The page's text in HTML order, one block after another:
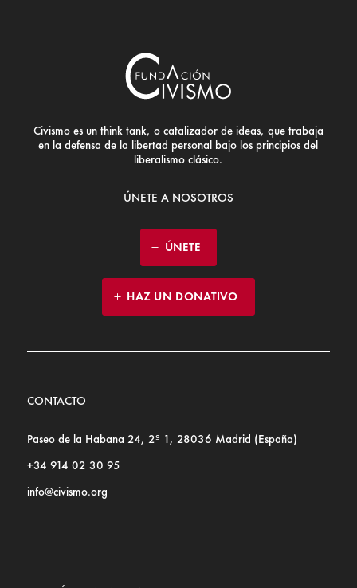
Civismo es un think tank, o catalizador de ideas, que trabaja
en la defensa de la libertad personal bajo los principios del
liberalismo clásico.
ÚNETE A NOSOTROS
ÚNETE
HAZ UN DONATIVO
CONTACTO
Paseo de la Habana 24, 2º 1, 28036 Madrid (España)
+34 914 02 30 95
info@civismo.org